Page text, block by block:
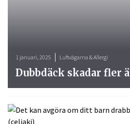
1 januari, 2025 Luftvägarna & Allergi
Dubbdäck skadar fler